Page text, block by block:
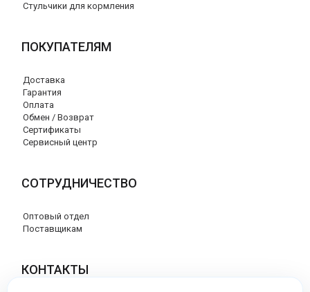
Стульчики для кормления
ПОКУПАТЕЛЯМ
Доставка
Гарантия
Оплата
Обмен / Возврат
Сертификаты
Сервисный центр
СОТРУДНИЧЕСТВО
Оптовый отдел
Поставщикам
КОНТАКТЫ